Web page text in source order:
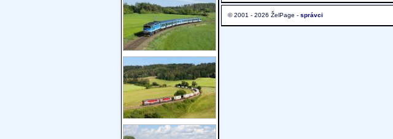
© 2001 - 2026 ŽelPage - správci